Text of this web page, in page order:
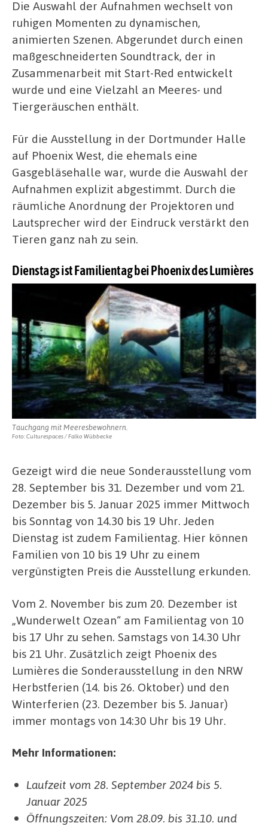
Die Auswahl der Aufnahmen wechselt von
ruhigen Momenten zu dynamischen,
animierten Szenen. Abgerundet durch einen
maßgeschneiderten Soundtrack, der in
Zusammenarbeit mit Start-Red entwickelt
wurde und eine Vielzahl an Meeres- und
Tiergeräuschen enthält.
Für die Ausstellung in der Dortmunder Halle
auf Phoenix West, die ehemals eine
Gasgebläsehalle war, wurde die Auswahl der
Aufnahmen explizit abgestimmt. Durch die
räumliche Anordnung der Projektoren und
Lautsprecher wird der Eindruck verstärkt den
Tieren ganz nah zu sein.
Dienstags ist Familientag bei Phoenix des Lumières
Tauchgang mit Meeresbewohnern.
Foto: Culturespaces / Falko Wübbecke
Gezeigt wird die neue Sonderausstellung vom
28. September bis 31. Dezember und vom 21.
Dezember bis 5. Januar 2025 immer Mittwoch
bis Sonntag von 14.30 bis 19 Uhr. Jeden
Dienstag ist zudem Familientag. Hier können
Familien von 10 bis 19 Uhr zu einem
vergünstigten Preis die Ausstellung erkunden.
Vom 2. November bis zum 20. Dezember ist
„Wunderwelt Ozean“ am Familientag von 10
bis 17 Uhr zu sehen. Samstags von 14.30 Uhr
bis 21 Uhr. Zusätzlich zeigt Phoenix des
Lumières die Sonderausstellung in den NRW
Herbstferien (14. bis 26. Oktober) und den
Winterferien (23. Dezember bis 5. Januar)
immer montags von 14:30 Uhr bis 19 Uhr.
Mehr Informationen:
Laufzeit vom 28. September 2024 bis 5.
Januar 2025
Öffnungszeiten: Vom 28.09. bis 31.10. und